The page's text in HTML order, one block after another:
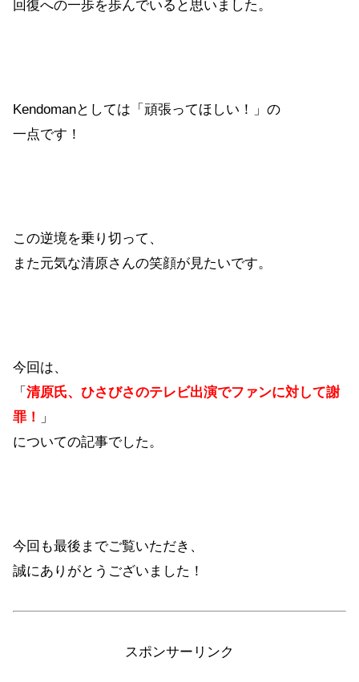
回復への一歩を歩んでいると思いました。
Kendomanとしては「頑張ってほしい！」の
一点です！
この逆境を乗り切って、
また元気な清原さんの笑顔が見たいです。
今回は、
「 清原氏、ひさびさのテレビ出演でファンに対して謝
罪！
」
についての記事でした。
今回も最後までご覧いただき、
誠にありがとうございました！
スポンサーリンク